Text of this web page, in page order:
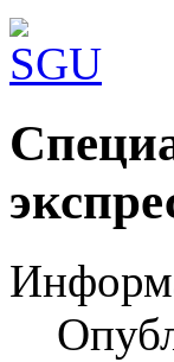
Шаблоны Joomla 3